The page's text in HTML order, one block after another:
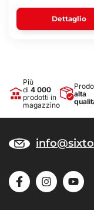
Dettaglio
Più
di 4 000
prodotti in
magazzino
alta